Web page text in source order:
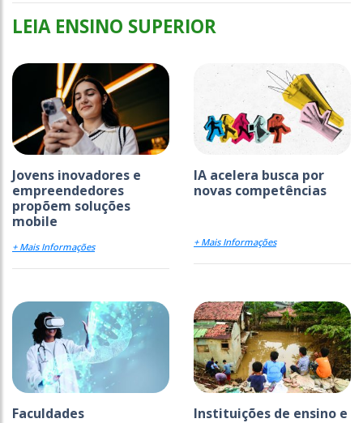
LEIA ENSINO SUPERIOR
Jovens inovadores e
empreendedores
propõem soluções
mobile
+ Mais Informações
IA acelera busca por
novas competências
+ Mais Informações
Faculdades
Instituições de ensino e